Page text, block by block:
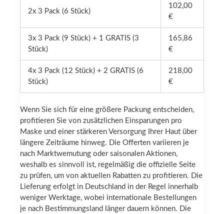
2x 3 Pack (6 Stück)
102,00
€
3x 3 Pack (9 Stück) + 1 GRATIS (3
Stück)
165,86
€
4x 3 Pack (12 Stück) + 2 GRATIS (6
Stück)
218,00
€
Wenn Sie sich für eine größere Packung entscheiden,
profitieren Sie von zusätzlichen Einsparungen pro
Maske und einer stärkeren Versorgung Ihrer Haut über
längere Zeiträume hinweg. Die Offerten variieren je
nach Marktwemutung oder saisonalen Aktionen,
weshalb es sinnvoll ist, regelmäßig die offizielle Seite
zu prüfen, um von aktuellen Rabatten zu profitieren. Die
Lieferung erfolgt in Deutschland in der Regel innerhalb
weniger Werktage, wobei internationale Bestellungen
je nach Bestimmungsland länger dauern können. Die